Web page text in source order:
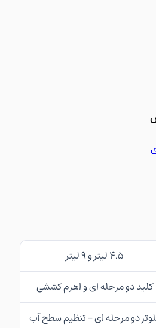
دو مرحله ای و اهرم کششی
دو مرحله ای – تنظیم سطح آب